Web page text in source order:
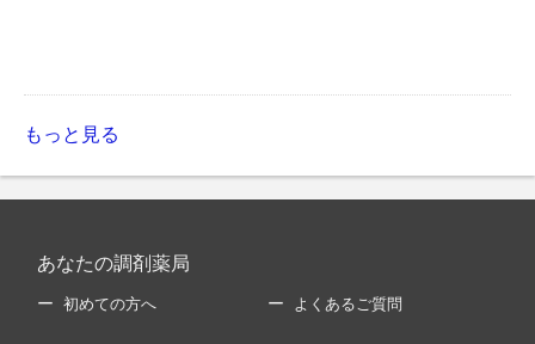
もっと見る
あなたの調剤薬局
初めての方へ よくあるご質問